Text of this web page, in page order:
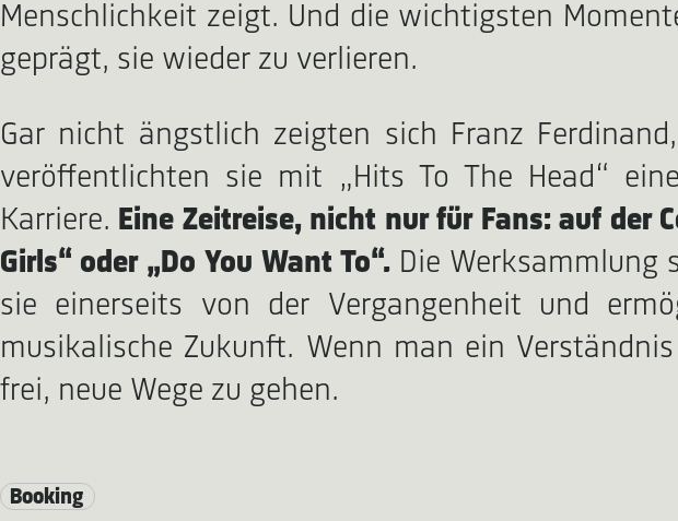
Menschlichkeit zeigt. Und die wichtigsten
geprägt, sie wieder zu verlieren.
Gar nicht ängstlich zeigten sich Franz
veröffentlichten sie mit „Hits To The Head“
Karriere. Eine Zeitreise, nicht nur für Fans: auf der
Girls“ oder „Do You Want To“. Die Werksammlung
sie einerseits von der Vergangenheit und
musikalische Zukunft. Wenn man ein
frei, neue Wege zu gehen.
Booking